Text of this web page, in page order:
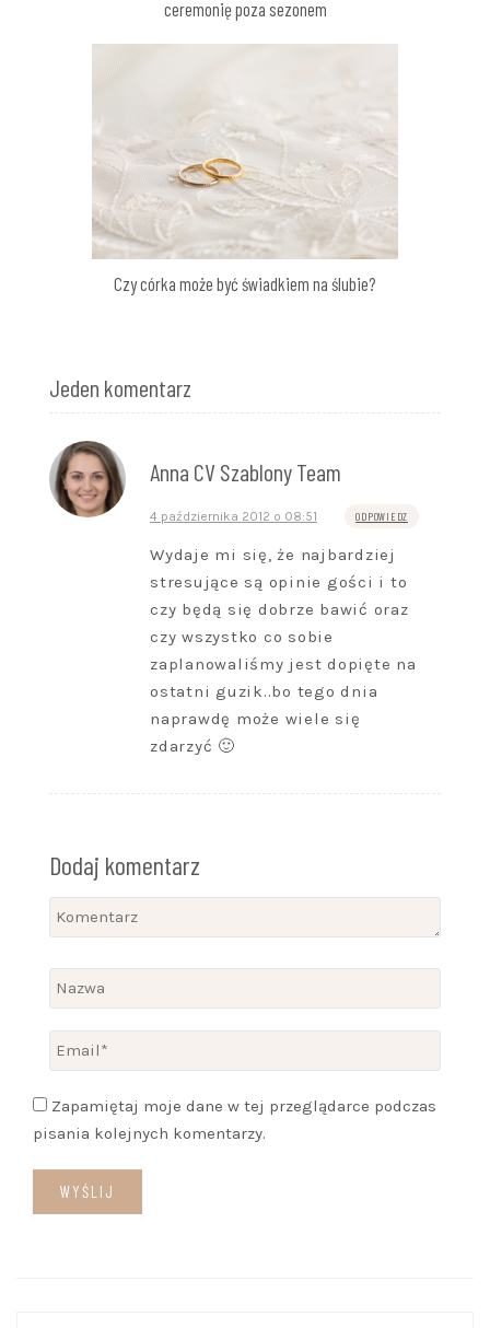
ceremonię poza sezonem
Czy córka może być świadkiem na ślubie?
Jeden komentarz
Anna CV Szablony Team
4 października 2012 o 08:51 ODPOWIEDZ
Wydaje mi się, że najbardziej
stresujące są opinie gości i to
czy będą się dobrze bawić oraz
czy wszystko co sobie
zaplanowaliśmy jest dopięte na
ostatni guzik..bo tego dnia
naprawdę może wiele się
zdarzyć 🙂
Dodaj komentarz
Zapamiętaj moje dane w tej przeglądarce podczas
pisania kolejnych komentarzy.